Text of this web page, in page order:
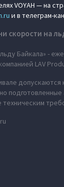
VOYAH — на
и в телеграм-
скорости на
Байкала» -
LAV
допускаются